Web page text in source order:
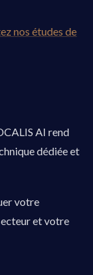
nos études de
AI rend
dédiée et
votre
et votre